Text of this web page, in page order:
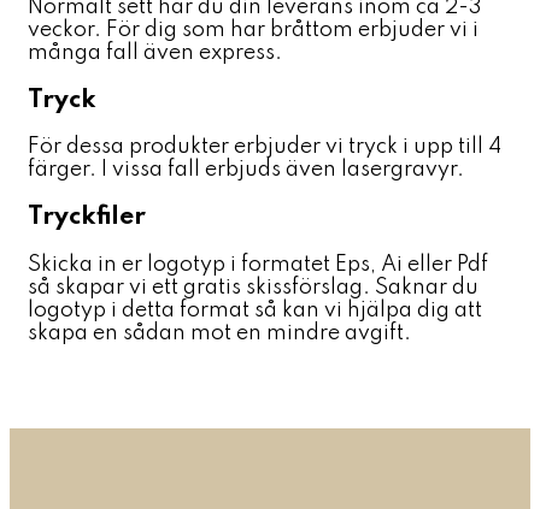
Normalt sett har du din leverans inom ca 2-3
veckor. För dig som har bråttom erbjuder vi i
många fall även express.
Tryck
För dessa produkter erbjuder vi tryck i upp till 4
färger. I vissa fall erbjuds även lasergravyr.
Tryckfiler
Skicka in er logotyp i formatet Eps, Ai eller Pdf
så skapar vi ett gratis skissförslag. Saknar du
logotyp i detta format så kan vi hjälpa dig att
skapa en sådan mot en mindre avgift.